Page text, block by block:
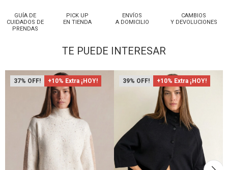
GUÍA DE
CUIDADOS DE
PRENDAS
PICK UP
EN TIENDA
ENVÍOS
A DOMICILIO
CAMBIOS
Y DEVOLUCIONES
TE PUEDE INTERESAR
37 +10% Extra ¡HOY! 39 +10% Extra ¡HOY!